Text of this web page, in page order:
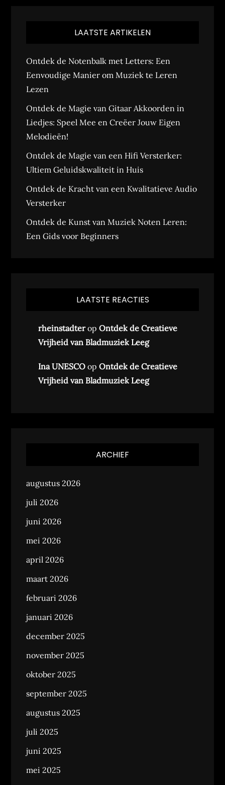
LAATSTE ARTIKELEN
Ontdek de Notenbalk met Letters: Een
Eenvoudige Manier om Muziek te Leren
Lezen
Ontdek de Magie van Gitaar Akkoorden in
Liedjes: Speel Mee en Creëer Jouw Eigen
Melodieën!
Ontdek de Magie van een Hifi Versterker:
Ultiem Geluidskwaliteit in Huis
Ontdek de Kracht van een Kwalitatieve Audio
Versterker
Ontdek de Kunst van Muziek Noten Leren:
Een Gids voor Beginners
LAATSTE REACTIES
rheinstadteropOntdek de Creatieve
Vrijheid van Bladmuziek Leeg
Ina UNESCO opOntdek de Creatieve
Vrijheid van Bladmuziek Leeg
ARCHIEF
augustus 2026
juli 2026
juni 2026
mei 2026
april 2026
maart 2026
februari 2026
januari 2026
december 2025
november 2025
oktober 2025
september 2025
augustus 2025
juli 2025
juni 2025
mei 2025